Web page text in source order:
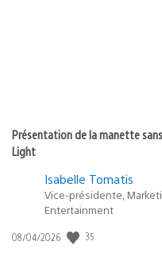
Présentation de la manette
Light
Isabelle Tomatis
Vice-présidente,
Entertainment
Date
08/04/2026 35